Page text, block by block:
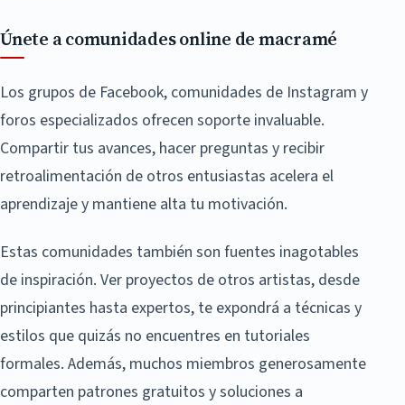
Únete a comunidades online de macramé
Los grupos de Facebook, comunidades de Instagram y
foros especializados ofrecen soporte invaluable.
Compartir tus avances, hacer preguntas y recibir
retroalimentación de otros entusiastas acelera el
aprendizaje y mantiene alta tu motivación.
Estas comunidades también son fuentes inagotables
de inspiración. Ver proyectos de otros artistas, desde
principiantes hasta expertos, te expondrá a técnicas y
estilos que quizás no encuentres en tutoriales
formales. Además, muchos miembros generosamente
comparten patrones gratuitos y soluciones a